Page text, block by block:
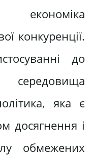
економіка
конкуренції.
до
середовища
яка є
досягнення і
обмежених